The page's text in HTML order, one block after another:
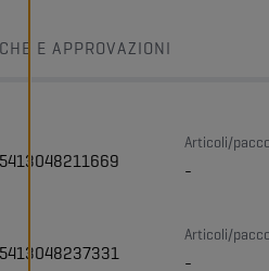
E APPROVAZIONI
5413048211669
Articoli/pacco
-
5413048237331
Articoli/pacco
-